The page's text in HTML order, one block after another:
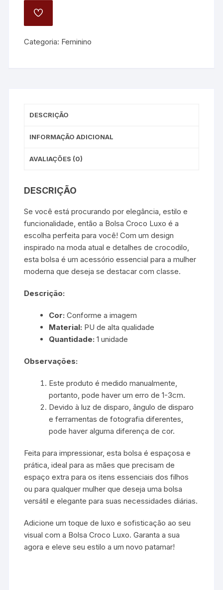
quantidade
ADD
Categoria: Feminino
DESCRIÇÃO
INFORMAÇÃO ADICIONAL
AVALIAÇÕES (0)
DESCRIÇÃO
Se você está procurando por elegância, estilo e
funcionalidade, então a Bolsa Croco Luxo é a
escolha perfeita para você! Com um design
inspirado na moda atual e detalhes de crocodilo,
esta bolsa é um acessório essencial para a mulher
moderna que deseja se destacar com classe.
Descrição:
Cor: Conforme a imagem
Material: PU de alta qualidade
Quantidade: 1 unidade
Observações:
Este produto é medido manualmente,
portanto, pode haver um erro de 1-3cm.
Devido à luz de disparo, ângulo de disparo
e ferramentas de fotografia diferentes,
pode haver alguma diferença de cor.
Feita para impressionar, esta bolsa é espaçosa e
prática, ideal para as mães que precisam de
espaço extra para os itens essenciais dos filhos
ou para qualquer mulher que deseja uma bolsa
versátil e elegante para suas necessidades diárias.
Adicione um toque de luxo e sofisticação ao seu
visual com a Bolsa Croco Luxo. Garanta a sua
agora e eleve seu estilo a um novo patamar!